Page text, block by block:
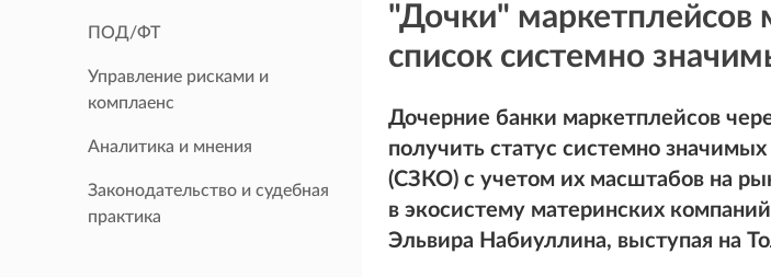
ПОД/ФТ
Управление рисками и
комплаенс
Аналитика и мнения
Законодательство и судебная
практика
"Дочки" маркетплейсов
список системно
Дочерние банки маркетплейсов
получить статус системно
(СЗКО) с учетом их масштабов на
в экосистему материнских
Эльвира Набиуллина, выступая на